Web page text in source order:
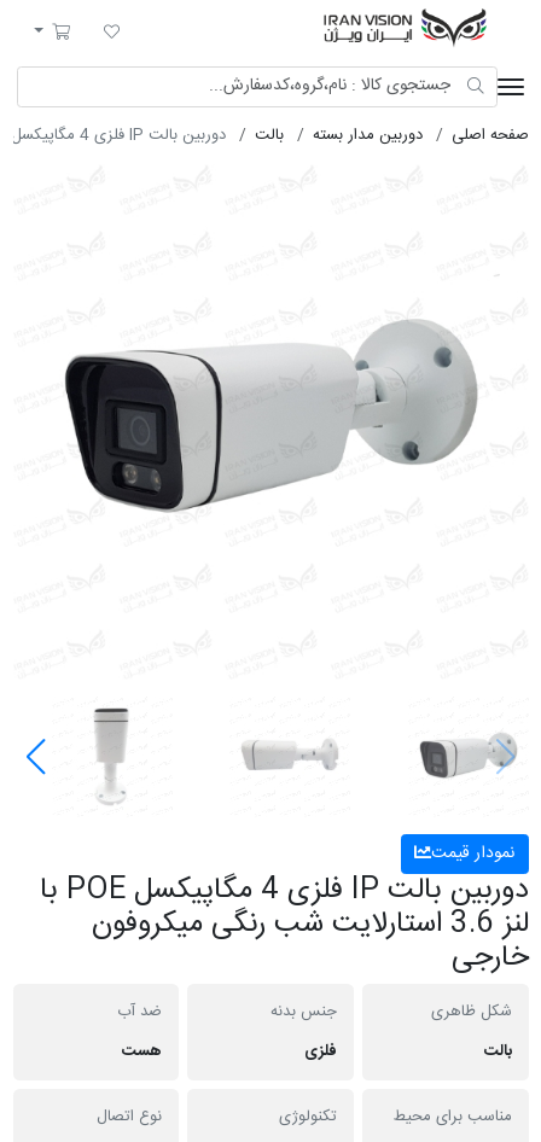
لیست مورد علاقه
سبد خرید
صفحه اصلی دوربین مدار بسته بالت دوربین بالت IP فلزی 4 مگاپیکسل POE با لنز 3.6 استارلایت شب رنگی میکروفون خارجی
نمودار قیمت
دوربین بالت IP فلزی 4 مگاپیکسل POE با
لنز 3.6 استارلایت شب رنگی میکروفون
خارجی
شکل ظاهری
بالت
جنس بدنه
فلزی
ضد آب
هست
مناسب برای محیط
تکنولوژی
نوع اتصال